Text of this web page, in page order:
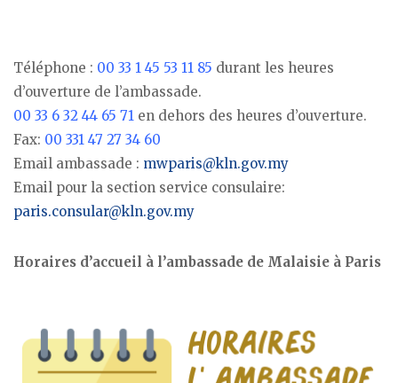
Téléphone : 00 33 1 45 53 11 85 durant les heures
d’ouverture de l’ambassade.
00 33 6 32 44 65 71 en dehors des heures d’ouverture.
Fax: 00 331 47 27 34 60
Email ambassade : mwparis@kln.gov.my
Email pour la section service consulaire:
paris.consular@kln.gov.my
Horaires d’accueil à l’ambassade de Malaisie à Paris